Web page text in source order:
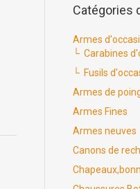
Catégories
Armes
Carabines
Fusils
Armes de
Armes Fines
Armes neuves
Canons de